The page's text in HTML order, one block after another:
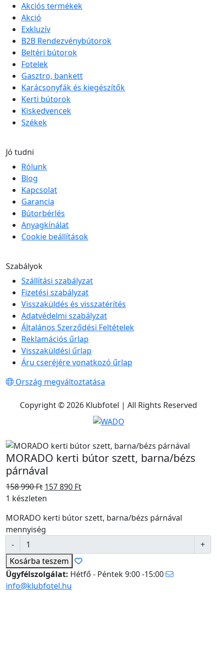
Akciós termékek
Akció
Exkluzív
B2B Rendezvénybútorok
Beltéri bútorok
Fotelek
Gasztro, bankett
Karácsonyfák és kiegészítők
Kerti bútorok
Kiskedvencek
Székek
Jó tudni
Rólunk
Blog
Kapcsolat
Garancia
Bútorbérlés
Anyagkínálat
Cookie beállítások
Szabályok
Szállítási szabályzat
Fizetési szabályzat
Visszaküldés és visszatérítés
Adatvédelmi szabályzat
Általános Szerződési Feltételek
Reklamációs űrlap
Visszaküldési űrlap
Áru cseréjére vonatkozó űrlap
Ország megváltoztatása
Copyright © 2026 Klubfotel | All Rights Reserved
MORADO kerti bútor szett, barna/bézs
párnával
158 990Ft 157 890 Ft
1 készleten
MORADO kerti bútor szett, barna/bézs párnával
mennyiség
Kosárba teszem
Ügyfélszolgálat: Hétfő - Péntek 9:00 -15:00
info@klubfotel.hu